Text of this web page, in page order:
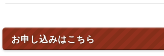
お申し込みはこちら